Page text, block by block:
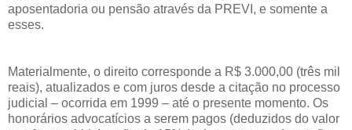
aposentadoria ou pensão através da PREVI, e somente a
esses.
Materialmente, o direito corresponde a R$ 3.000,00 (três mil
reais), atualizados e com juros desde a citação no processo
judicial – ocorrida em 1999 – até o presente momento. Os
honorários advocatícios a serem pagos (deduzidos do valor